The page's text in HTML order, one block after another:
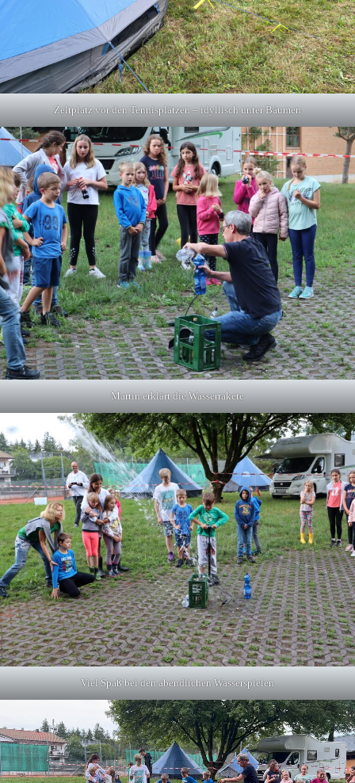
Zeltplatz vor den Tennisplätzen – idyllisch unter Bäumen
Martin erklärt die Wasserrakete
Viel Spaß bei den abendlichen Wasserspielen